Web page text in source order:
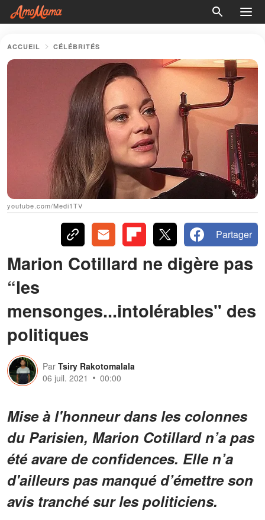
ACCUEIL CÉLÉBRITÉS
youtube.com/Medi1TV
Partager
Marion Cotillard ne digère pas
“les
mensonges...intolérables" des
politiques
Par Tsiry Rakotomalala
06 juil. 2021
00:00
Mise à l'honneur dans les colonnes
du Parisien, Marion Cotillard n’a pas
été avare de confidences. Elle n’a
d'ailleurs pas manqué d’émettre son
avis tranché sur les politiciens.